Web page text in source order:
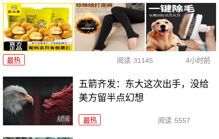
最热 阅读 31145 4小时前
五箭齐发：东大这次出手，没给
美方留半点幻想
最热 阅读 5557